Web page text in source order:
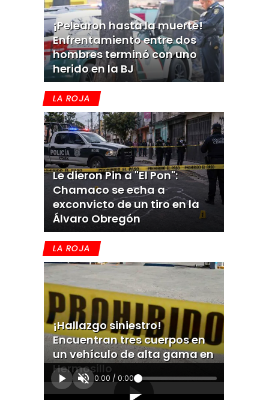
¡Pelearon hasta la muerte!
Enfrentamiento entre dos
hombres terminó con uno
herido en la BJ
LA ROJA
Le dieron Pin a "El Pon":
Chamaco se echa a
exconvicto de un tiro en la
Álvaro Obregón
LA ROJA
¡Hallazgo siniestro!
Encuentran tres cuerpos en
un vehículo de alta gama en
Hermosillo
0:00 / 0:00